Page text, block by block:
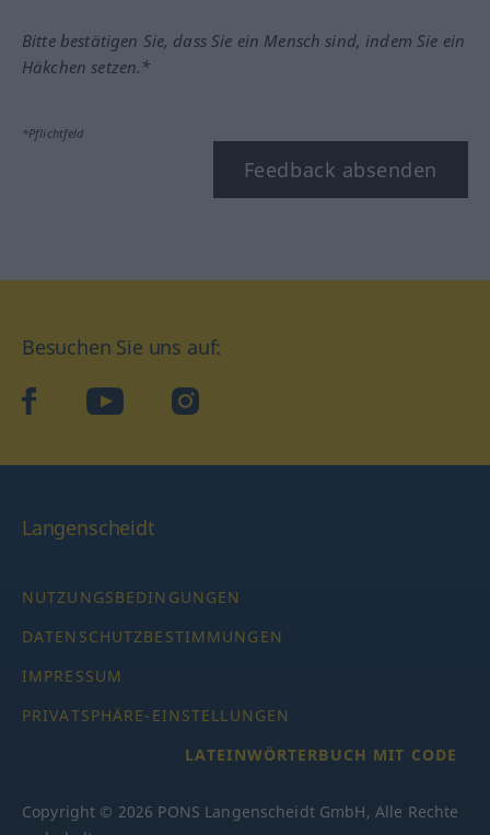
Bitte bestätigen Sie, dass Sie ein Mensch sind, indem Sie ein
Häkchen setzen.*
*Pflichtfeld
Feedback absenden
Besuchen Sie uns auf:
facebookYouTube Instagram
Langenscheidt
NUTZUNGSBEDINGUNGEN
DATENSCHUTZBESTIMMUNGEN
IMPRESSUM
PRIVATSPHÄRE-EINSTELLUNGEN
LATEINWÖRTERBUCH MIT CODE
Copyright © 2026 PONS Langenscheidt GmbH, Alle Rechte